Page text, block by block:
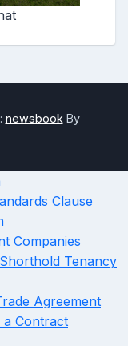
newsbook By
Clause
Companies
Tenancy
Agreement
a Contract